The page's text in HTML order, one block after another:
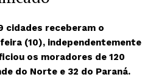
cidades receberam o
(10), independentemente
os moradores de 120
do Norte e 32 do Paraná.